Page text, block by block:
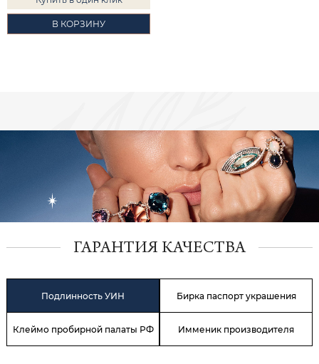
В КОРЗИНУ
ГАРАНТИЯ КАЧЕСТВА
Подлинность УИН Бирка паспорт украшения
Клеймо пробирной палаты РФ Имменик производителя